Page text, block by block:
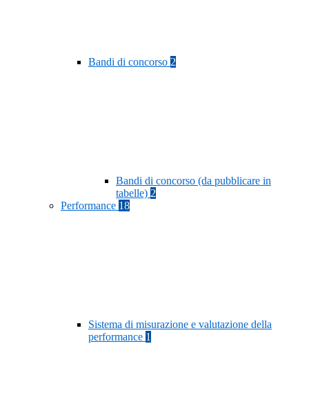
Bandi di concorso 2
Bandi di concorso (da pubblicare in
tabelle) 2
Performance 18
Sistema di misurazione e valutazione della
performance 1